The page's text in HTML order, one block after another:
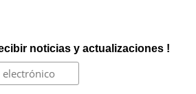
noticias y actualizaciones !